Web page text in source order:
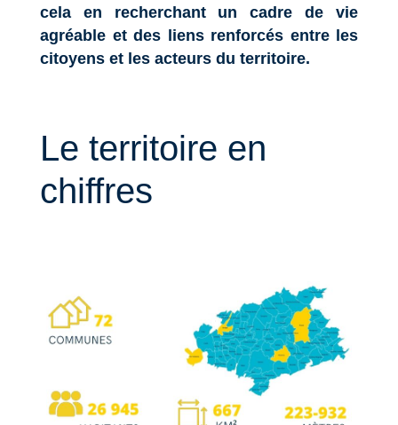
cela en recherchant un cadre de vie
agréable et des liens renforcés entre les
citoyens et les acteurs du territoire.
Le territoire en
chiffres